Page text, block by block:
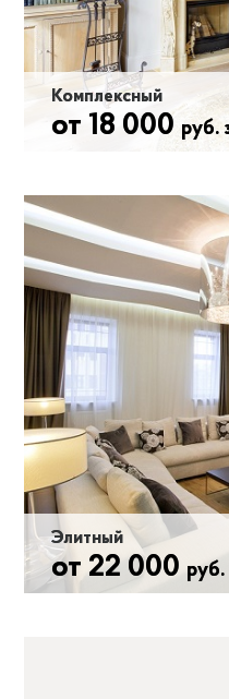
Комплексный
от 18 000 руб.
Включает в себя весь
комплекс работ внутри
работы, устройство
отопления и
работы, малярные
монтажные работы,
Работа 18 000 руб. за
Черновые материалы
Элитный
от 22 000 руб.